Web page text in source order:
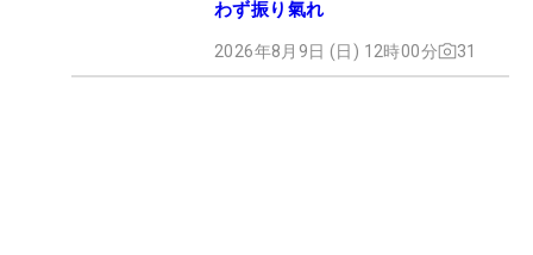
わず振り氣れ
2026年8月9日 (日) 12時00分 31